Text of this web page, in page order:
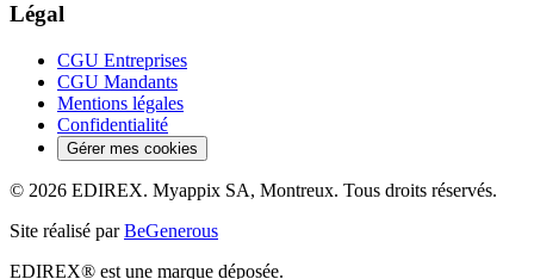
Légal
CGU Entreprises
CGU Mandants
Mentions légales
Confidentialité
Gérer mes cookies
© 2026 EDIREX. Myappix SA, Montreux. Tous droits réservés.
Site réalisé par BeGenerous
EDIREX® est une marque déposée.